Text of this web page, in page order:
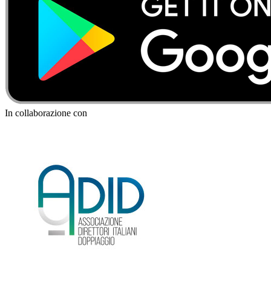
In collaborazione con